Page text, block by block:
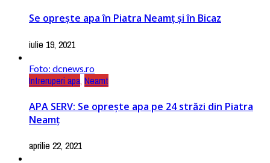
Se oprește apa în Piatra Neamț și în Bicaz
iulie 19, 2021
Foto: dcnews.ro
Intreruperi apa, Neamt
APA SERV: Se oprește apa pe 24 străzi din Piatra
Neamț
aprilie 22, 2021